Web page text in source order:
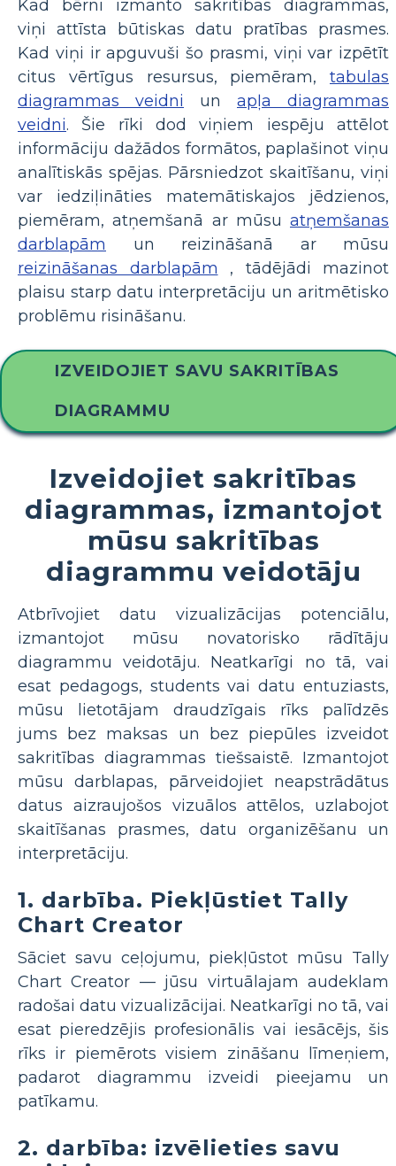
Kad bērni izmanto sakritības diagrammas,
viņi attīsta būtiskas datu pratības prasmes.
Kad viņi ir apguvuši šo prasmi, viņi var izpētīt
citus vērtīgus resursus, piemēram, tabulas
diagrammas veidni un apļa diagrammas
veidni. Šie rīki dod viņiem iespēju attēlot
informāciju dažādos formātos, paplašinot viņu
analītiskās spējas. Pārsniedzot skaitīšanu, viņi
var iedziļināties matemātiskajos jēdzienos,
piemēram, atņemšanā ar mūsu atņemšanas
darblapām un reizināšanā ar mūsu
reizināšanas darblapām , tādējādi mazinot
plaisu starp datu interpretāciju un aritmētisko
problēmu risināšanu.
IZVEIDOJIET SAVU SAKRITĪBAS
DIAGRAMMU
Izveidojiet sakritības
diagrammas, izmantojot
mūsu sakritības
diagrammu veidotāju
Atbrīvojiet datu vizualizācijas potenciālu,
izmantojot mūsu novatorisko rādītāju
diagrammu veidotāju. Neatkarīgi no tā, vai
esat pedagogs, students vai datu entuziasts,
mūsu lietotājam draudzīgais rīks palīdzēs
jums bez maksas un bez piepūles izveidot
sakritības diagrammas tiešsaistē. Izmantojot
mūsu darblapas, pārveidojiet neapstrādātus
datus aizraujošos vizuālos attēlos, uzlabojot
skaitīšanas prasmes, datu organizēšanu un
interpretāciju.
1. darbība. Piekļūstiet Tally
Chart Creator
Sāciet savu ceļojumu, piekļūstot mūsu Tally
Chart Creator — jūsu virtuālajam audeklam
radošai datu vizualizācijai. Neatkarīgi no tā, vai
esat pieredzējis profesionālis vai iesācējs, šis
rīks ir piemērots visiem zināšanu līmeņiem,
padarot diagrammu izveidi pieejamu un
patīkamu.
2. darbība: izvēlieties savu